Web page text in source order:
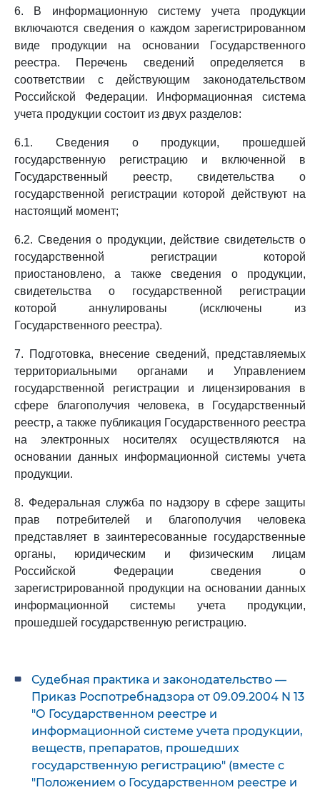
6. В информационную систему учета продукции
включаются сведения о каждом зарегистрированном
виде продукции на основании Государственного
реестра. Перечень сведений определяется в
соответствии с действующим законодательством
Российской Федерации. Информационная система
учета продукции состоит из двух разделов:
6.1. Сведения о продукции, прошедшей
государственную регистрацию и включенной в
Государственный реестр, свидетельства о
государственной регистрации которой действуют на
настоящий момент;
6.2. Сведения о продукции, действие свидетельств о
государственной регистрации которой
приостановлено, а также сведения о продукции,
свидетельства о государственной регистрации
которой аннулированы (исключены из
Государственного реестра).
7. Подготовка, внесение сведений, представляемых
территориальными органами и Управлением
государственной регистрации и лицензирования в
сфере благополучия человека, в Государственный
реестр, а также публикация Государственного реестра
на электронных носителях осуществляются на
основании данных информационной системы учета
продукции.
8. Федеральная служба по надзору в сфере защиты
прав потребителей и благополучия человека
представляет в заинтересованные государственные
органы, юридическим и физическим лицам
Российской Федерации сведения о
зарегистрированной продукции на основании данных
информационной системы учета продукции,
прошедшей государственную регистрацию.
Судебная практика и законодательство —
Приказ Роспотребнадзора от 09.09.2004 N 13
"О Государственном реестре и
информационной системе учета продукции,
веществ, препаратов, прошедших
государственную регистрацию" (вместе с
"Положением о Государственном реестре и